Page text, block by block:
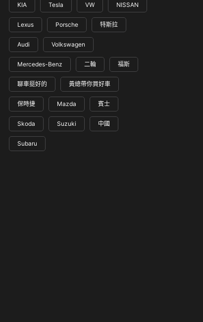
KIA Tesla VW NISSAN
Lexus Porsche 特斯拉
Audi Volkswagen
Mercedes-Benz 二輪 福斯
聊車挺好的 黃總帶你買好車
保時捷 Mazda 賓士
Skoda Suzuki 中國
Subaru